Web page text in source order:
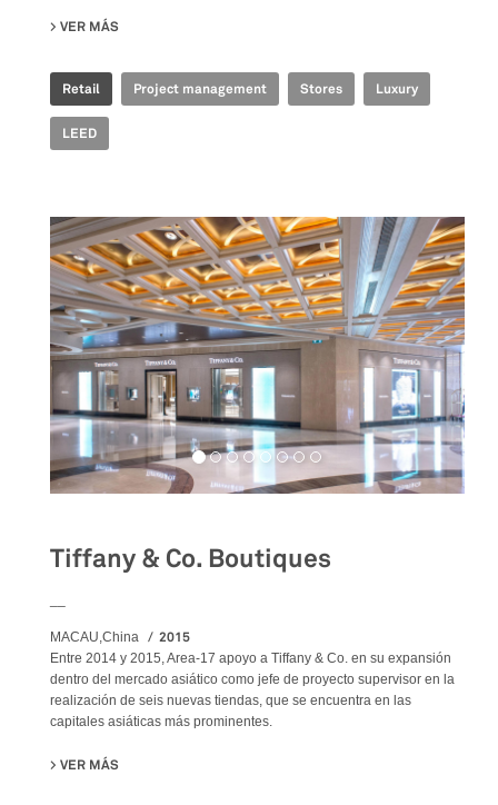
VER MÁS
Retail Project management Stores Luxury
LEED
Tiffany & Co. Boutiques
MACAU,China 2015
Entre 2014 y 2015, Area-17 apoyo a Tiffany & Co. en su expansión
dentro del mercado asiático como jefe de proyecto supervisor en la
realización de seis nuevas tiendas, que se encuentra en las
capitales asiáticas más prominentes.
VER MÁS